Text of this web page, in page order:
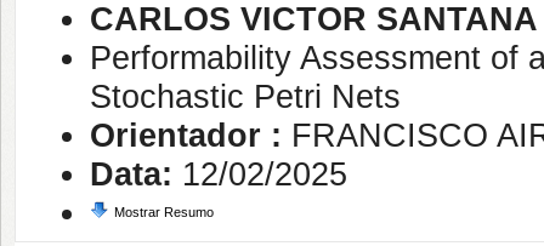
CARLOS VICTOR
Performability Assessment of
Stochastic Petri Nets
Orientador : FRANCISCO
Data: 12/02/2025
Mostrar Resumo